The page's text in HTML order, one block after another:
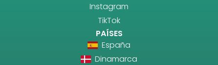
Instagram
TikTok
PAÍSES
España
Dinamarca